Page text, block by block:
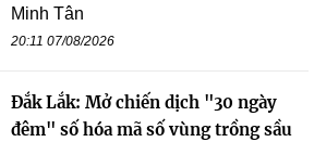
Minh Tân
20:11 07/08/2026
Đắk Lắk: Mở chiến dịch "30 ngày
đêm" số hóa mã số vùng trồng sầu